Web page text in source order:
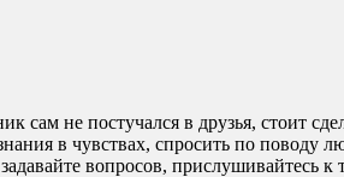
сам не постучался в друзья, стоит
в чувствах, спросить по поводу
вопросов, прислушивайтесь